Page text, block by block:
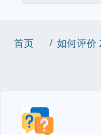
首页 如何评价